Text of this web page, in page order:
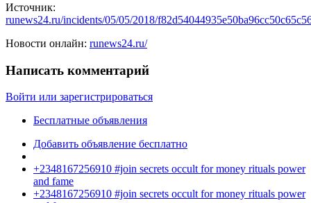
Источник:
runews24.ru/incidents/05/05/2018/
Новости онлайн: runews24.ru/
Написать комментарий
Войти или зарегистрироваться
Бесплатные объявления
Добавить объявление бесплатно
+2348167256910 #join secrets occult for money rituals power
and fame
+2348167256910 #join secrets occult for money rituals power